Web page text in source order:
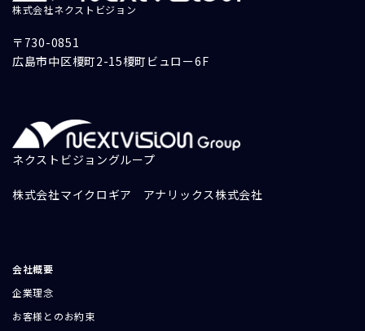
株式会社ネクストビジョン
〒730-0851
広島市中区榎町2-15榎町ビュロー6F
ネクストビジョングループ
株式会社マイクロギア アナリックス株式会社
会社概要
企業理念
お客様とのお約束